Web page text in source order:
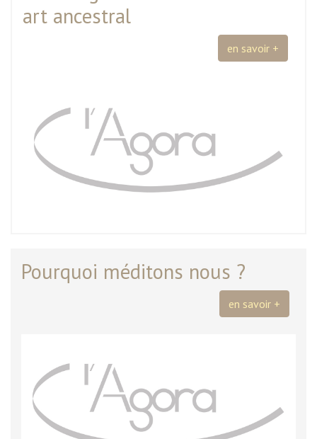
art ancestral
en savoir +
Pourquoi méditons nous ?
en savoir +